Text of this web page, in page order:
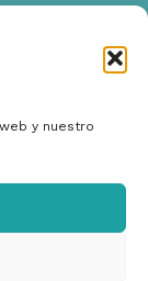
y nuestro